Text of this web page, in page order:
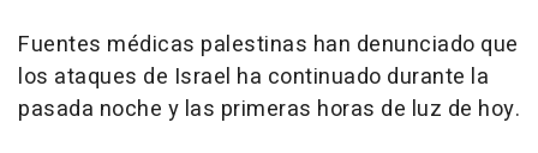
Fuentes médicas palestinas han denunciado que
los ataques de Israel ha continuado durante la
pasada noche y las primeras horas de luz de hoy.